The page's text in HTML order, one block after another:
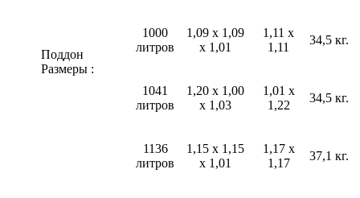
Поддон
Размеры :
1000
литров
1,09 x 1,09
x 1,01
1,11 x
1,11
34,5 кг.
1041
литров
1,20 x 1,00
x 1,03
1,01 x
1,22
34,5 кг.
1136
литров
1,15 x 1,15
x 1,01
1,17 x
1,17
37,1 кг.